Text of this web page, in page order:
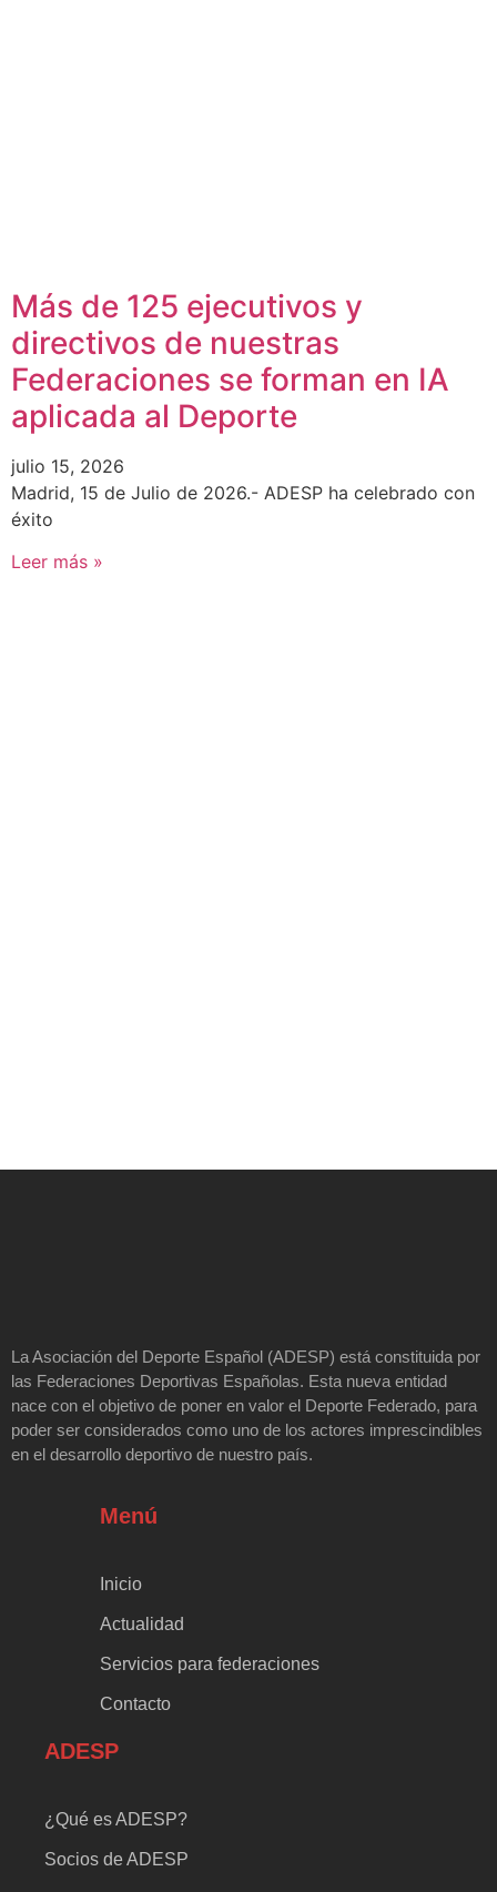
Más de 125 ejecutivos y
directivos de nuestras
Federaciones se forman en IA
aplicada al Deporte
julio 15, 2026
Madrid, 15 de Julio de 2026.- ADESP ha celebrado con
éxito
Leer más »
La Asociación del Deporte Español (ADESP) está constituida por
las Federaciones Deportivas Españolas. Esta nueva entidad
nace con el objetivo de poner en valor el Deporte Federado, para
poder ser considerados como uno de los actores imprescindibles
en el desarrollo deportivo de nuestro país.
Menú
Inicio
Actualidad
Servicios para federaciones
Contacto
ADESP
¿Qué es ADESP?
Socios de ADESP